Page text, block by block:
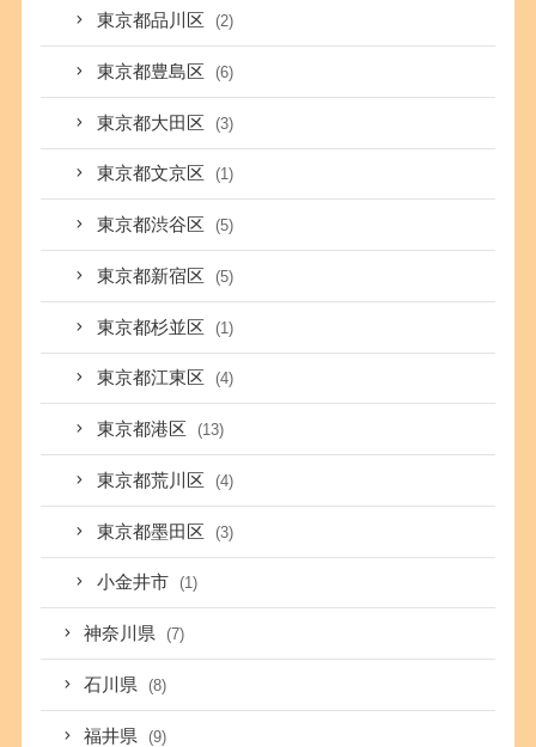
東京都品川区 (2)
東京都豊島区 (6)
東京都大田区 (3)
東京都文京区 (1)
東京都渋谷区 (5)
東京都新宿区 (5)
東京都杉並区 (1)
東京都江東区 (4)
東京都港区 (13)
東京都荒川区 (4)
東京都墨田区 (3)
小金井市 (1)
神奈川県 (7)
石川県 (8)
福井県 (9)